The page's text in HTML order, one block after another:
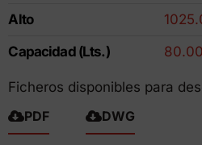
Alto
Capacidad (Lts.)
80.00
Ficheros disponibles para
PDF
DWG